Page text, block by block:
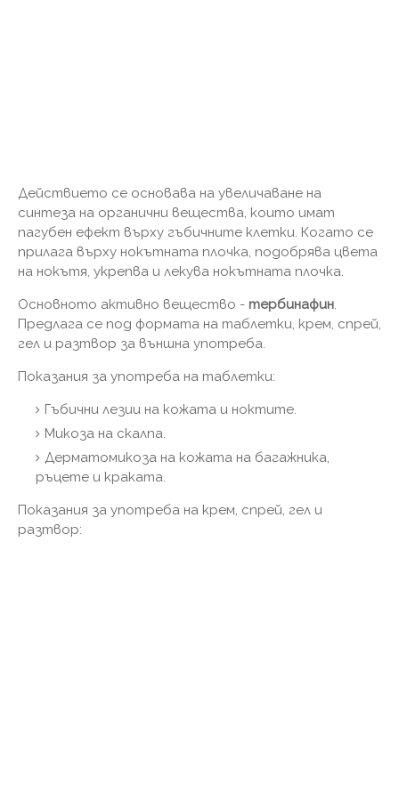
Действието се основава на увеличаване на
синтеза на органични вещества, които имат
пагубен ефект върху гъбичните клетки. Когато се
прилага върху нокътната плочка, подобрява цвета
на нокътя, укрепва и лекува нокътната плочка.
Основното активно вещество - тербинафин.
Предлага се под формата на таблетки, крем, спрей,
гел и разтвор за външна употреба.
Показания за употреба на таблетки:
Гъбични лезии на кожата и ноктите.
Микоза на скалпа.
Дерматомикоза на кожата на багажника,
ръцете и краката.
Показания за употреба на крем, спрей, гел и
разтвор: